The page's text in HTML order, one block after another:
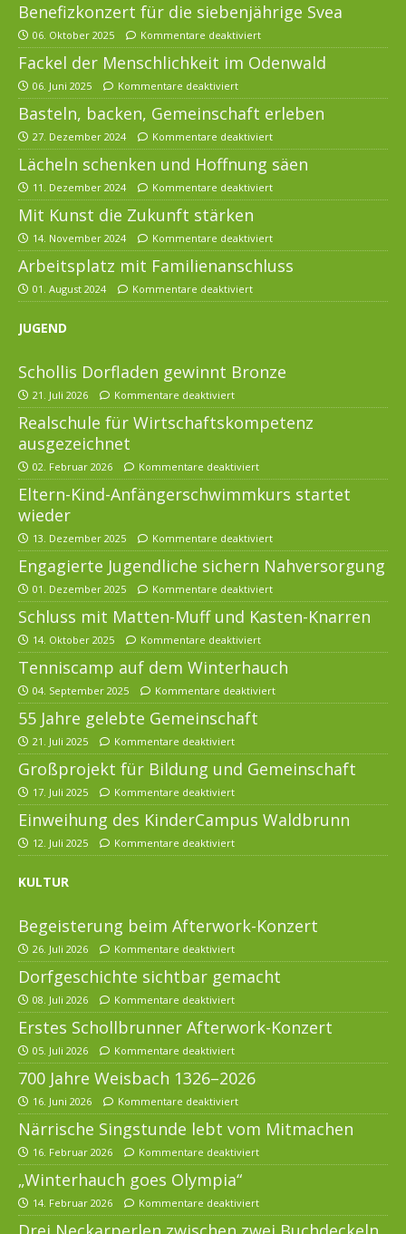
Benefizkonzert für die siebenjährige Svea
06. Oktober 2025 Kommentare deaktiviert
Fackel der Menschlichkeit im Odenwald
06. Juni 2025 Kommentare deaktiviert
Basteln, backen, Gemeinschaft erleben
27. Dezember 2024 Kommentare deaktiviert
Lächeln schenken und Hoffnung säen
11. Dezember 2024 Kommentare deaktiviert
Mit Kunst die Zukunft stärken
14. November 2024 Kommentare deaktiviert
Arbeitsplatz mit Familienanschluss
01. August 2024 Kommentare deaktiviert
JUGEND
Schollis Dorfladen gewinnt Bronze
21. Juli 2026 Kommentare deaktiviert
Realschule für Wirtschaftskompetenz
ausgezeichnet
02. Februar 2026 Kommentare deaktiviert
Eltern-Kind-Anfängerschwimmkurs startet
wieder
13. Dezember 2025 Kommentare deaktiviert
Engagierte Jugendliche sichern Nahversorgung
01. Dezember 2025 Kommentare deaktiviert
Schluss mit Matten-Muff und Kasten-Knarren
14. Oktober 2025 Kommentare deaktiviert
Tenniscamp auf dem Winterhauch
04. September 2025 Kommentare deaktiviert
55 Jahre gelebte Gemeinschaft
21. Juli 2025 Kommentare deaktiviert
Großprojekt für Bildung und Gemeinschaft
17. Juli 2025 Kommentare deaktiviert
Einweihung des KinderCampus Waldbrunn
12. Juli 2025 Kommentare deaktiviert
KULTUR
Begeisterung beim Afterwork-Konzert
26. Juli 2026 Kommentare deaktiviert
Dorfgeschichte sichtbar gemacht
08. Juli 2026 Kommentare deaktiviert
Erstes Schollbrunner Afterwork-Konzert
05. Juli 2026 Kommentare deaktiviert
700 Jahre Weisbach 1326–2026
16. Juni 2026 Kommentare deaktiviert
Närrische Singstunde lebt vom Mitmachen
16. Februar 2026 Kommentare deaktiviert
„Winterhauch goes Olympia“
14. Februar 2026 Kommentare deaktiviert